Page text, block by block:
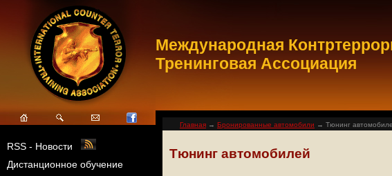
Международная
Тренинговая Ассоциация
RSS - Новости
Дистанционное обучение
Главная → Бронированные автомобили → Тюнинг
Тюнинг автомобилей